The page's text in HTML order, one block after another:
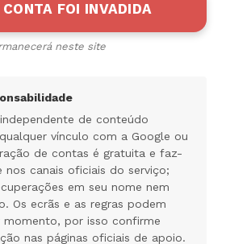
FOI INVADIDA
neste site
de conteúdo
vínculo com a Google ou
de contas é gratuita e faz-
nos canais oficiais do serviço;
em seu nome nem
Os ecrãs e as regras podem
momento, por isso confirme
nas páginas oficiais de apoio.